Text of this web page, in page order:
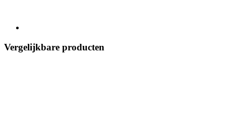
Vergelijkbare producten